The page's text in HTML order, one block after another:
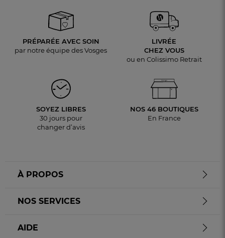
PRÉPARÉE AVEC SOIN
par notre équipe des Vosges
LIVRÉE
CHEZ VOUS
ou en Colissimo Retrait
SOYEZ LIBRES
30 jours pour
changer d’avis
NOS 46 BOUTIQUES
En France
À PROPOS
NOS SERVICES
AIDE